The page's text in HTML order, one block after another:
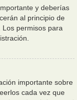
y deberías
al principio de
permisos para
importante sobre
cada vez que